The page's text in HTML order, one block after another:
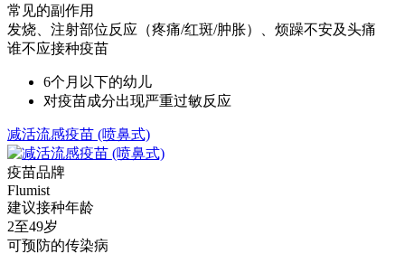
常见的副作用
发烧、注射部位反应（疼痛/红斑/肿胀）、烦躁不安及头痛
谁不应接种疫苗
6个月以下的幼儿
对疫苗成分出现严重过敏反应
减活流感疫苗 (喷鼻式)
疫苗品牌
Flumist
建议接种年龄
2至49岁
可预防的传染病